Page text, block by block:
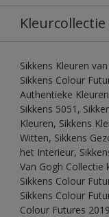
Kleurcollectie
Sikkens Kleuren
Sikkens Colour
Authentieke
Sikkens 5051,
Kleuren, Sikkens
Witten, Sikkens
het Interieur,
Van Gogh Collectie
Sikkens Colour
Sikkens Colour
Colour Futures